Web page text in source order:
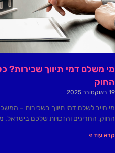
מי משלם דמי תיווך שכירות?
החוק
19 באוקטובר 2025
מי חייב לשלם דמי תיווך בשכירות –
החוק, החריגים והזכויות שלכם בישראל.
קרא עוד »